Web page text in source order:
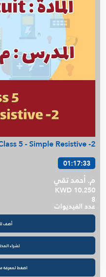
5 - Simple Resistive -2
01:17:33
م. أحمد تقي
KWD 10.250
8
عدد الفيديوات
أضف
لشراء
اضغط لمعرفة